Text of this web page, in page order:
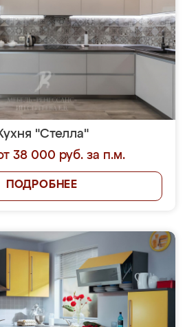
"Стелла"
38 000 руб. за п.м.
ПОДРОБНЕЕ